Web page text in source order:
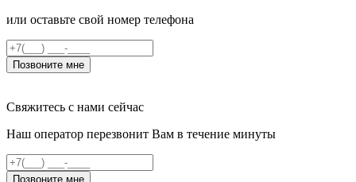
или оставьте свой номер телефона
Позвоните мне
Свяжитесь с нами сейчас
Наш оператор перезвонит Вам в течение минуты
Позвоните мне